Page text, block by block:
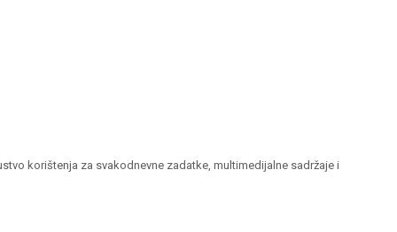
korištenja za svakodnevne zadatke, multimedijalne sadržaje i